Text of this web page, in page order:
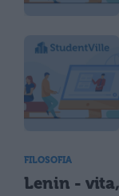
FILOSOFIA
Lenin -